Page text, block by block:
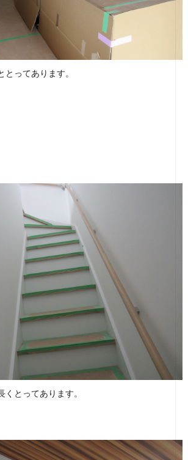
ってあります。
くとってあります。